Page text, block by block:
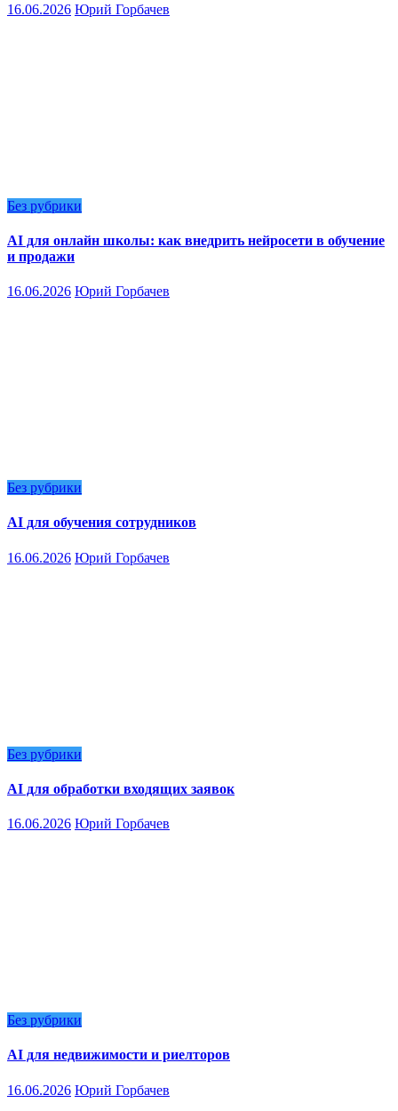
16.06.2026 Юрий Горбачев
Без рубрики
AI для онлайн школы: как внедрить нейросети в обучение
и продажи
16.06.2026 Юрий Горбачев
Без рубрики
AI для обучения сотрудников
16.06.2026 Юрий Горбачев
Без рубрики
AI для обработки входящих заявок
16.06.2026 Юрий Горбачев
Без рубрики
AI для недвижимости и риелторов
16.06.2026 Юрий Горбачев